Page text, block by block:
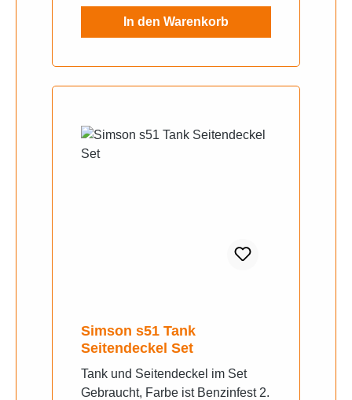
In den Warenkorb
Simson s51 Tank
Seitendeckel Set
Tank und Seitendeckel im Set
Gebraucht, Farbe ist Benzinfest 2.